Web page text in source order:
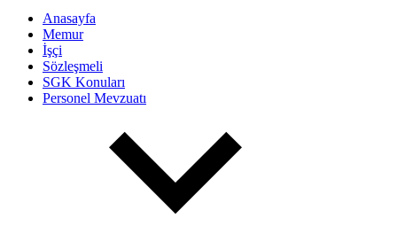
Anasayfa
Memur
İşçi
Sözleşmeli
SGK Konuları
Personel Mevzuatı